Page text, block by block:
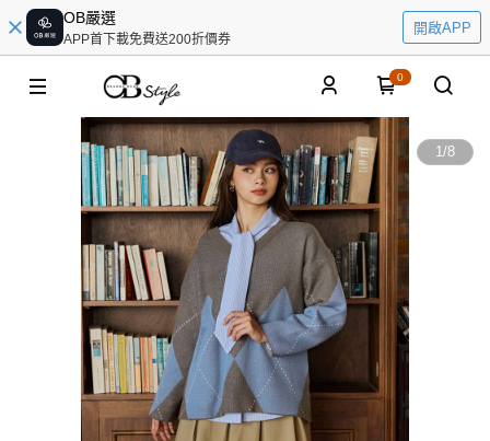
OB嚴選
APP首下載免費送200折價券
開啟APP
0
1/8